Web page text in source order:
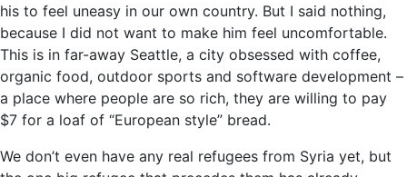
his to feel uneasy in our own country. But I said nothing,
because I did not want to make him feel uncomfortable.
This is in far-away Seattle, a city obsessed with coffee,
organic food, outdoor sports and software development –
a place where people are so rich, they are willing to pay
$7 for a loaf of “European style” bread.
We don’t even have any real refugees from Syria yet, but